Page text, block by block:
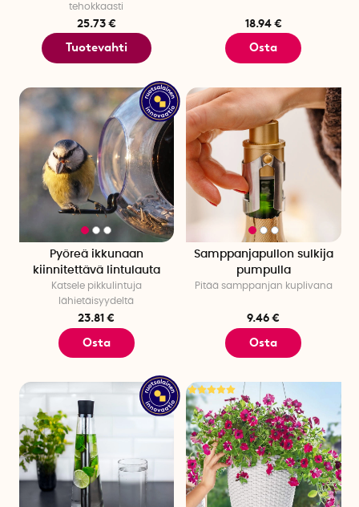
tehokkaasti
25.73 €
Tuotevahti
18.94 €
Osta
Pyöreä ikkunaan
kiinnitettävä lintulauta
Katsele pikkulintuja
lähietäisyydeltä
23.81 €
Osta
Samppanjapullon sulkija
pumpulla
Pitää samppanjan kuplivana
9.46 €
Osta